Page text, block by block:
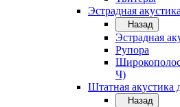
Эстрадная акустика
Назад
Эстрадная
Рупора
Ч)
Штатная акустика
Назад